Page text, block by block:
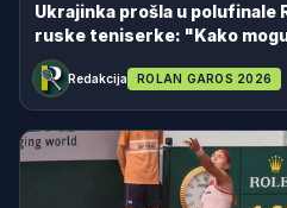
Ukrajinka prošla u polufinale
ruske teniserke: "Kako
Redakcija ROLAN GAROS 2026